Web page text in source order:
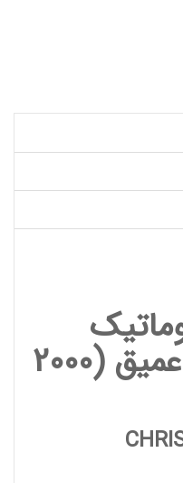
نظامی غواصی عمیق (2000